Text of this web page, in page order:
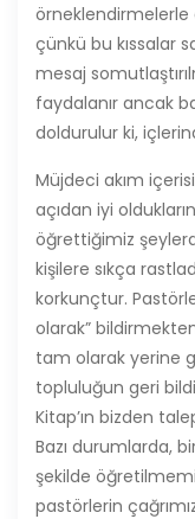
örneklendirmelerle
çünkü bu kıssalar
mesaj
faydalanır ancak
doldurulur ki,
Müjdeci akım
açıdan iyi
öğrettiğimiz
kişilere sıkça
korkunçtur.
olarak”
tam olarak yerine
topluluğun geri
Kitap’ın bizden
Bazı durumlarda,
şekilde
pastörlerin